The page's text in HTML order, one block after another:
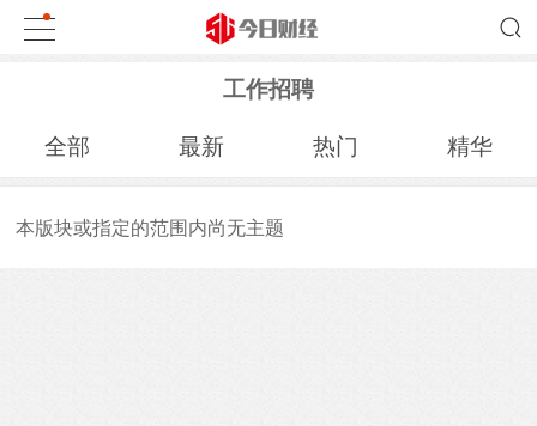
工作招聘
全部 最新 热门 精华
本版块或指定的范围内尚无主题